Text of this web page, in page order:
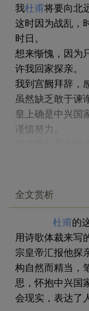
我杜甫将要向北
这时因为战乱，
时日。
想来惭愧，因为
许我回家探亲。
我到宫阙拜辞，
虽然缺乏敢于谏
皇上确是中兴国
谨慎努力。
我只有挥泪告
如今天下尽是创
我拖拖沓沓地穿
路上遇见的人，
伤口还在流血呢
我回头看看凤翔
向前登上一道道
洼。
全文赏析
杜甫的
用诗歌体裁来写
宗皇帝汇报他探
构自然而精当，
思，怀抱中兴国
会现实，表达了